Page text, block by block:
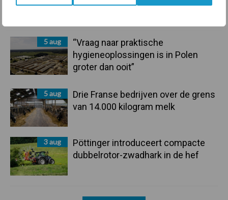
langere levensduur
5 aug
“Vraag naar praktische
hygieneoplossingen is in Polen
groter dan ooit”
5 aug
Drie Franse bedrijven over de grens
van 14.000 kilogram melk
3 aug
Pöttinger introduceert compacte
dubbelrotor-zwadhark in de hef